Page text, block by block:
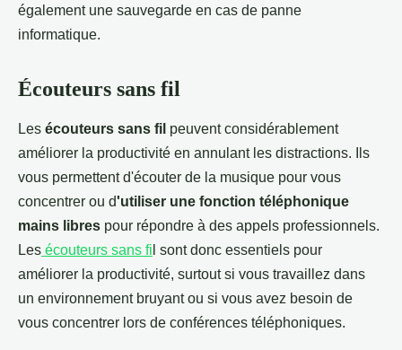
également une sauvegarde en cas de panne
informatique.
Écouteurs sans fil
Les écouteurs sans fil peuvent considérablement
améliorer la productivité en annulant les distractions. Ils
vous permettent d'écouter de la musique pour vous
concentrer ou d'utiliser une fonction téléphonique
mains libres pour répondre à des appels professionnels.
Les écouteurs sans fi l sont donc essentiels pour
améliorer la productivité, surtout si vous travaillez dans
un environnement bruyant ou si vous avez besoin de
vous concentrer lors de conférences téléphoniques.